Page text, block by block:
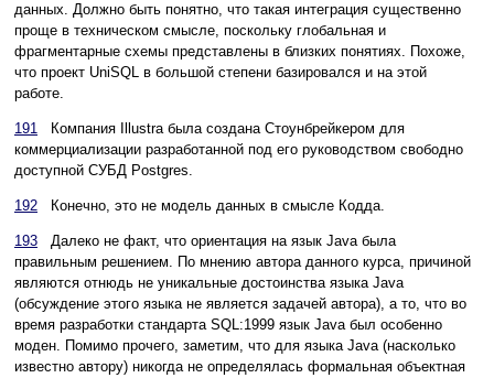
данных. Должно быть понятно, что такая интеграция существенно
проще в техническом смысле, поскольку глобальная и
фрагментарные схемы представлены в близких понятиях. Похоже,
что проект UniSQL в большой степени базировался и на этой
работе.
191 Компания Illustra была создана Стоунбрейкером для
коммерциализации разработанной под его руководством свободно
доступной СУБД Postgres.
192 Конечно, это не модель данных в смысле Кодда.
193 Далеко не факт, что ориентация на язык Java была
правильным решением. По мнению автора данного курса, причиной
являются отнюдь не уникальные достоинства языка Java
(обсуждение этого языка не является задачей автора), а то, что во
время разработки стандарта SQL:1999 язык Java был особенно
моден. Помимо прочего, заметим, что для языка Java (насколько
известно автору) никогда не определялась формальная объектная